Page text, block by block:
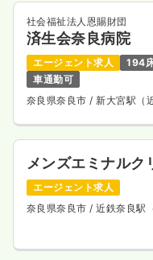
社会福祉法人恩賜財団
済生会奈良病院
エージェント求人 194
車通勤可
奈良県奈良市 / 新大宮駅（
メンズエミナルク
エージェント求人
奈良県奈良市/ 近鉄奈良駅